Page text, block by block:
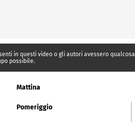
in questi video o gli autori avessero
possibile.
Mattina
Pomeriggio